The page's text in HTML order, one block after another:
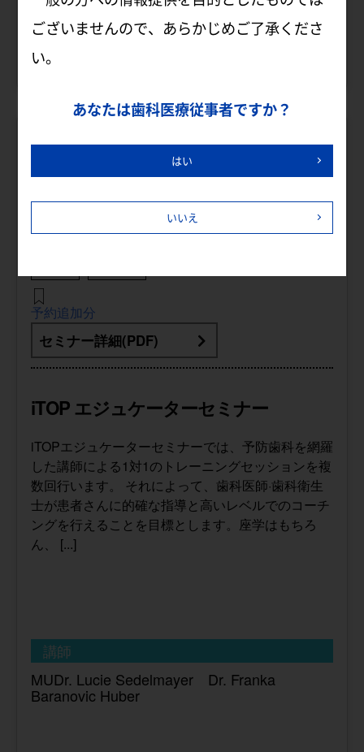
9 20 日(日) ～23 日(水・祝)
予約追加分
セミナー詳細(PDF)
iTOP エジュケーターセミナー
iTOPエジュケーターセミナーでは、予防歯科を網羅
した講師による1対1のトレーニングセッションを複
数回行います。 それによって、歯科医師·歯科衛生
士が患者さんに的確な指導と高いレベルでのコーチ
ングを行えることを目標とします。座学はもちろ
ん、 [...]
講師
MUDr. Lucie Sedelmayer Dr. Franka
Baranovic Huber
ございませんので、あらかじめご了承くださ
い。
あなたは歯科医療従事者ですか？
はい
いいえ